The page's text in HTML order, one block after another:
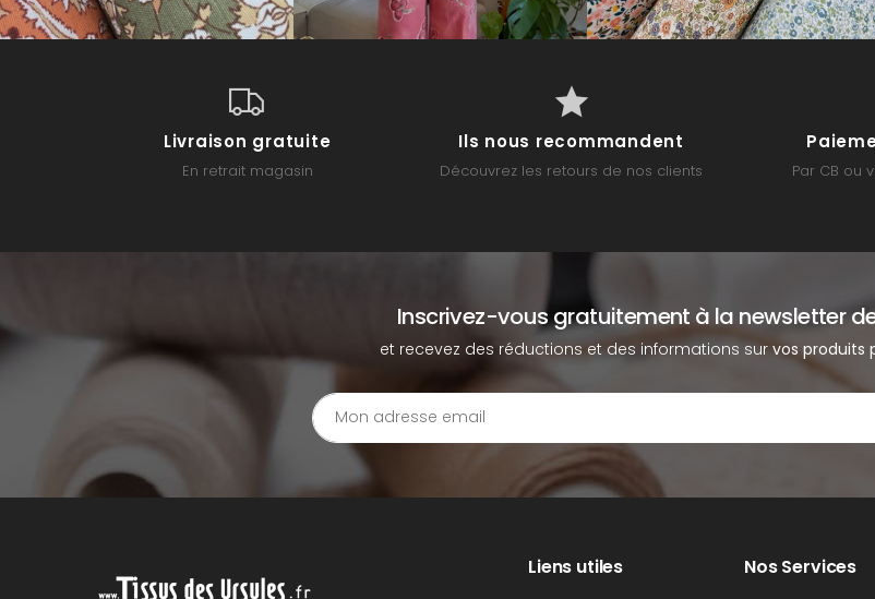
Livraison gratuite
En retrait magasin
Ils nous recommandent
Découvrez les retours de nos clients Par CB ou
Inscrivez-vous gratuitement à la newsletter
et recevez des réductions et des informations survos produits
Liens utiles Nos Services